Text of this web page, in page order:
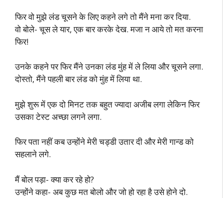
फिर वो मुझे लंड चूसने के लिए कहने लगे तो मैंने मना कर दिया.
वो बोले- चूस ले यार, एक बार करके देख. मजा न आये तो मत करना
फिर!
उनके कहने पर फिर मैंने उनका लंड मुंह में ले लिया और चूसने लगा.
दोस्तो, मैंने पहली बार लंड को मुंह में लिया था.
मुझे शुरू में एक दो मिनट तक बहुत ज्यादा अजीब लगा लेकिन फिर
उसका टेस्ट अच्छा लगने लगा.
फिर पता नहीं कब उन्होंने मेरी चड्डी उतार दी और मेरी गान्ड को
सहलाने लगे.
मैं बोल पड़ा- क्या कर रहे हो?
उन्होंने कहा- अब कुछ मत बोलो और जो हो रहा है उसे होने दो.